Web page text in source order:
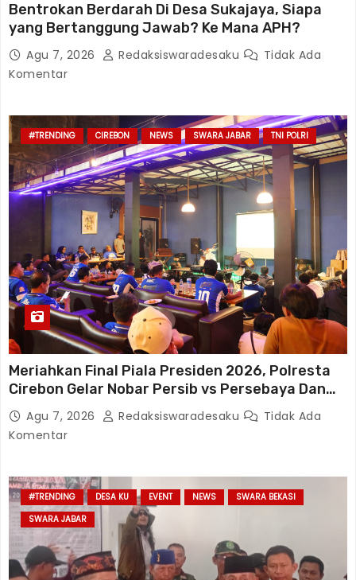
Bentrokan Berdarah Di Desa Sukajaya, Siapa
yang Bertanggung Jawab? Ke Mana APH?
Agu 7, 2026 Redaksiswaradesaku
Tidak Ada
Komentar
#TRENDING CIREBON NEWS SWARA JABAR TNI POLRI
Meriahkan Final Piala Presiden 2026, Polresta
Cirebon Gelar Nobar Persib vs Persebaya Dan
Bagi-Bagi Motor Listrik
Agu 7, 2026 Redaksiswaradesaku
Tidak Ada
Komentar
#TRENDING DESA KU EVENT NEWS
SWARA BEKASI
SWARA JABAR